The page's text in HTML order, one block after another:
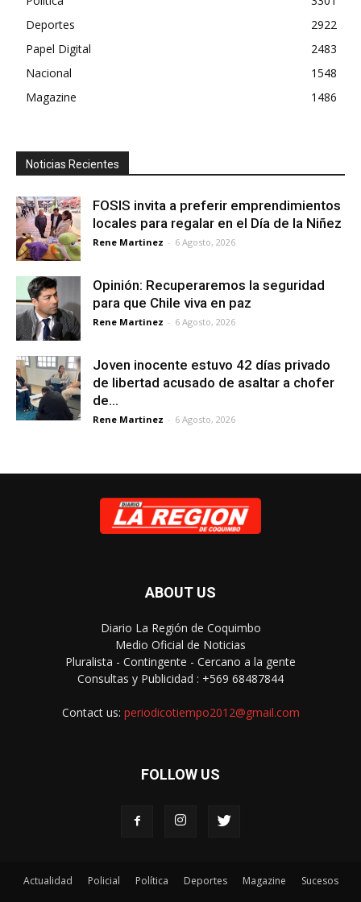
Deportes
2922
Papel Digital
2483
Nacional
1548
Magazine
1486
Noticias Recientes
FOSIS invita a preferir emprendimientos
locales para regalar en el Día de la Niñez
Rene Martinez - 6 Agosto, 2026
Opinión: Recuperaremos la seguridad
para que Chile viva en paz
Rene Martinez - 6 Agosto, 2026
Joven inocente estuvo 42 días privado
de libertad acusado de asaltar a chofer
de...
Rene Martinez - 6 Agosto, 2026
ABOUT US
Diario La Región de Coquimbo
Medio Oficial de Noticias
Pluralista - Contingente - Cercano a la gente
Consultas y Publicidad : +569 68487844
Contact us: periodicotiempo2012@gmail.com
FOLLOW US
Actualidad Policial Política Deportes Magazine Sucesos